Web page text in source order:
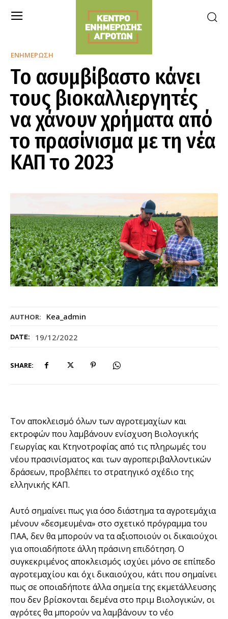
AUTHOR: Kea_admin
DATE: 19/12/2022
SHARE:
ΕΝΗΜΈΡΩΣΗ
Το ασυμβίβαστο κάνει
τους βιοκαλλιεργητές
να χάνουν χρήματα από
το πρασίνισμα με τη νέα
ΚΑΠ το 2023
Τον αποκλεισµό όλων των αγροτεµαχίων και
εκτροφών που λαµβάνουν ενίσχυση Βιολογικής
Γεωργίας και Κτηνοτροφίας από τις πληρωµές του
νέου πρασινίσµατος και των αγροπεριβαλλοντικών
δράσεων, προβλέπει το στρατηγικό σχέδιο της
ελληνικής ΚΑΠ.
Αυτό σηµαίνει πως για όσο διάστηµα τα αγροτεµάχια
µένουν «δεσµευµένα» στο σχετικό πρόγραµµα του
ΠΑΑ, δεν θα µπορούν να τα αξιοποιούν οι δικαιούχοι
για οποιαδήποτε άλλη πράσινη επιδότηση. Ο
συγκεκριµένος αποκλεισµός ισχύει µόνο σε επίπεδο
αγροτεµαχίου και όχι δικαιούχου, κάτι που σηµαίνει
πως σε οποιαδήποτε άλλα σηµεία της εκµετάλλευσης
που δεν βρίσκονται δεµένα στο πριµ Βιολογικών, οι
αγρότες θα µπορούν να λαµβάνουν το νέο